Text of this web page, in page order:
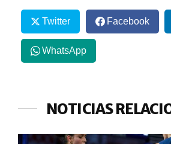
Twitter Facebook
WhatsApp
NOTICIAS